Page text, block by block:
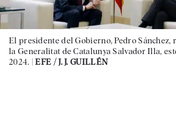
El presidente del Gobierno, Pedro Sánchez,
la Generalitat de Catalunya Salvador Illa,
2024. |EFE / J. J. GUILLÉN